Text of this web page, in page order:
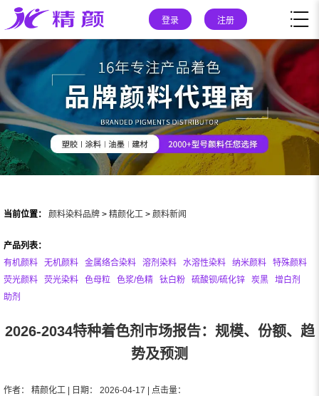
登录 注册
当前位置： 颜料染料品牌 > 精颜化工 > 颜料新闻
产品列表：
有机颜料
无机颜料 金属络合染料 溶剂染料 水溶性染料 纳米颜料
特殊颜料
荧光颜料
荧光染料 色母粒 色浆/色精 钛白粉 硫酸钡/硫化锌 炭黑
增白剂
助剂
2026-2034特种着色剂市场报告：规模、份额、趋
势及预测
作者： 精颜化工 | 日期： 2026-04-17 | 点击量：